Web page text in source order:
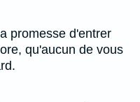
promesse d'entrer
qu'aucun de vous